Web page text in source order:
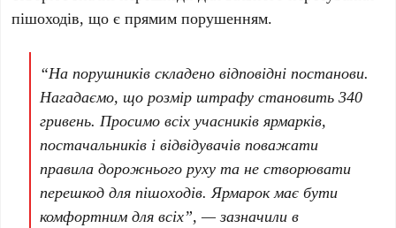
пішоходів, що є прямим порушенням.
“На порушників складено відповідні постанови.
Нагадаємо, що розмір штрафу становить340
гривень. Просимо всіх учасників ярмарків,
постачальників і відвідувачів поважати
правила дорожнього руху та не створювати
перешкод для пішоходів. Ярмарок має бути
комфортним для всіх”, — зазначили в